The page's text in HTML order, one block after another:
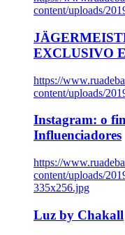
content/uploads/
EXCLUSIVO
https://
content/uploads/
Instagram: o
Influenciadores
https://
content/uploads/
335x256.jpg
Luz by Chakall